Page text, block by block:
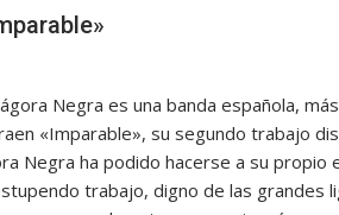
Negra es una banda española, más
«Imparable», su segundo trabajo
Negra ha podido hacerse a su propio
trabajo, digno de las grandes